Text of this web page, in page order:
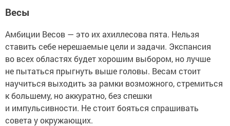
Весы
Амбиции Весов — это их ахиллесова пята. Нельзя
ставить себе нерешаемые цели и задачи. Экспансия
во всех областях будет хорошим выбором, но лучше
не пытаться прыгнуть выше головы. Весам стоит
научиться выходить за рамки возможного, стремиться
к большему, но аккуратно, без спешки
и импульсивности. Не стоит бояться спрашивать
совета у окружающих.